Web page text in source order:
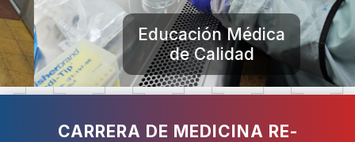
Educación Médica
de Calidad
CARRERA DE MEDICINA RE-